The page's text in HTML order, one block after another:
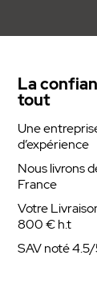
La
tout
Une
d’expérience
Nous livrons
France
Votre
800 € h.t
SAV noté